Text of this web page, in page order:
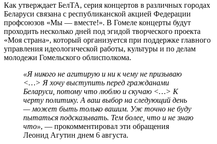
Как утверждает БелТА, серия концертов в различных городах
Беларуси связана с республиканской акцией Федерации
профсоюзов «Мы — вместе!». В Гомеле концерты будут
проходить несколько дней под эгидой творческого проекта
«Моя страна», который организуется при поддержке главного
управления идеологической работы, культуры и по делам
молодежи Гомельского облисполкома.
«Я никого не агитирую и ни к чему не призываю
<…> Я хочу выступить перед гражданами
Беларуси, потому что люблю и скучаю <…> К
черту политику. А ваш выбор на следующий день
— может быть только вашим. Уж точно не буду
пытаться подсказывать. Тем более, что и не знаю
что», — прокомментировал эти обращения
Леонид Агутин днем 6 августа.